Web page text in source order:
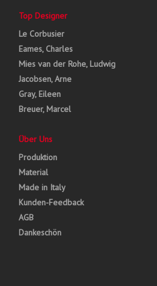
Top Designer
Le Corbusier
Eames, Charles
Mies van der Rohe, Ludwig
Jacobsen, Arne
Gray, Eileen
Breuer, Marcel
Über Uns
Produktion
Material
Made in Italy
Kunden-Feedback
AGB
Dankeschön